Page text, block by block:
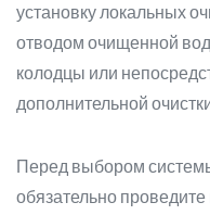
установку локальных
отводом очищенной
колодцы или
дополнительной
Перед выбором
обязательно